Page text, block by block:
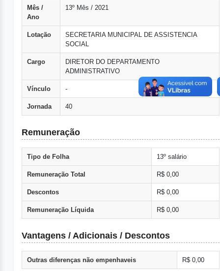
Mês /
Ano
13º Mês / 2021
Lotação
SECRETARIA MUNICIPAL DE ASSISTENCIA
SOCIAL
Cargo
DIRETOR DO DEPARTAMENTO
ADMINISTRATIVO
Vínculo -
Jornada 40
Remuneração
Tipo de Folha 13º salário
Remuneração Total R$ 0,00
Descontos R$ 0,00
Remuneração Líquida R$ 0,00
Vantagens / Adicionais / Descontos
Outras diferenças não empenhaveis R$ 0,00